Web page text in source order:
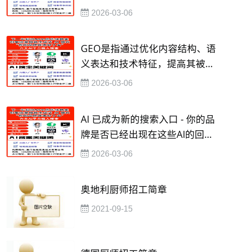
2026-03-06
GEO是指通过优化内容结构、语
义表达和技术特征，提高其被大
语言模型（如ChatGPT、豆包、
2026-03-06
AI 已成为新的搜索入口 - 你的品
牌是否已经出现在这些AI的回答
中?2026-03-06
奥地利厨师招工简章
2021-09-15